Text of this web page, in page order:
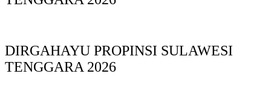
DIRGAHAYU PROPINSI SULAWESI
TENGGARA 2026